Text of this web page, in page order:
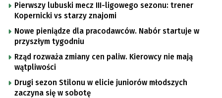
Pierwszy lubuski mecz III-ligowego sezonu: trener
Kopernicki vs starzy znajomi
Nowe pieniądze dla pracodawców. Nabór startuje w
przyszłym tygodniu
Rząd rozważa zmiany cen paliw. Kierowcy nie mają
wątpliwości
Drugi sezon Stilonu w elicie juniorów młodszych
zaczyna się w sobotę